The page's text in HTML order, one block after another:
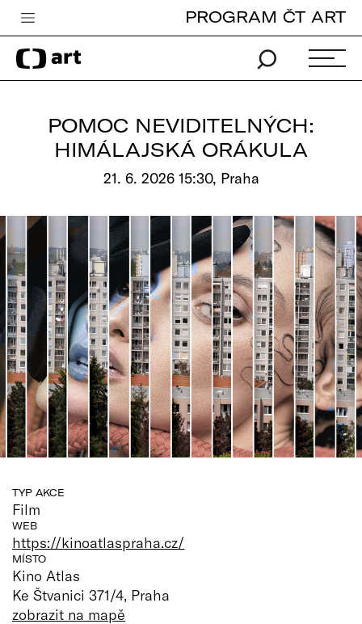
Česká televize
Zpravodajství
iVysílání
Vše o ČT
PROGRAM ČT ART
POMOC NEVIDITELNÝCH:
HIMÁLAJSKÁ ORÁKULA
21. 6. 2026 15:30, Praha
TYP AKCE
Film
WEB
https://kinoatlaspraha.cz/
MÍSTO
Kino Atlas
Ke Štvanici 371/4, Praha
zobrazit na mapě